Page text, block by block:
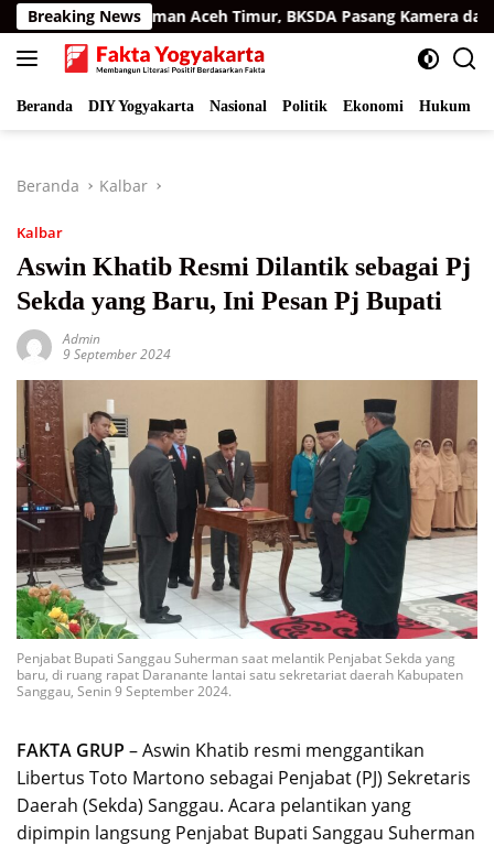
Langsung
ke
konten
Breaking News
Permukiman Aceh Timur, BKSDA Pasang Kamera dan
Beranda DIY Yogyakarta Nasional Politik Ekonomi Hukum
Beranda Kalbar
Kalbar
Aswin Khatib Resmi Dilantik sebagai Pj
Sekda yang Baru, Ini Pesan Pj Bupati
Admin
9 September 2024
Penjabat Bupati Sanggau Suherman saat melantik Penjabat Sekda yang
baru, di ruang rapat Daranante lantai satu sekretariat daerah Kabupaten
Sanggau, Senin 9 September 2024.
FAKTA GRUP – Aswin Khatib resmi menggantikan
Libertus Toto Martono sebagai Penjabat (PJ) Sekretaris
Daerah (Sekda) Sanggau. Acara pelantikan yang
dipimpin langsung Penjabat Bupati Sanggau Suherman